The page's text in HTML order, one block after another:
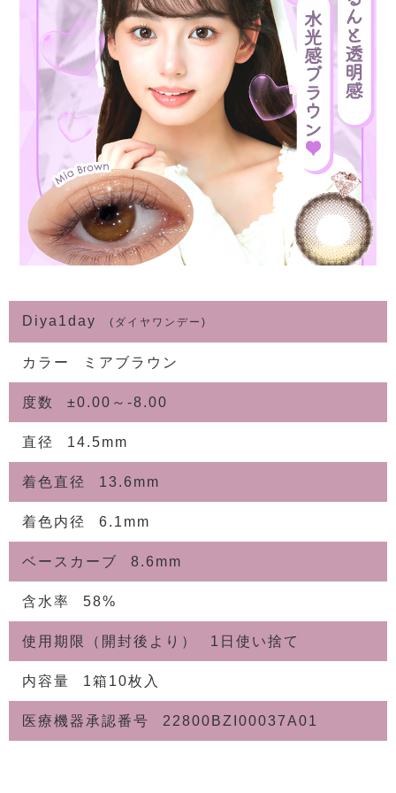
Diya1day (ダイヤワンデー)
カラー ミアブラウン
度数 ±0.00～-8.00
直径 14.5mm
着色直径 13.6mm
着色内径 6.1mm
ベースカーブ 8.6mm
含水率 58%
使用期限（開封後より） 1日使い捨て
内容量 1箱10枚入
医療機器承認番号 22800BZI00037A01